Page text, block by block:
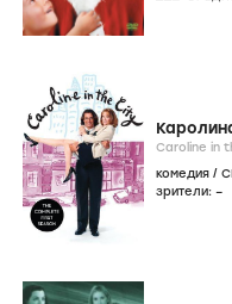
комедия /
зрители: –